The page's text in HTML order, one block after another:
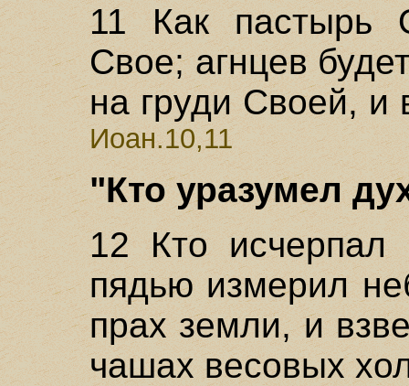
11 Как пастырь
Свое; агнцев
на груди Своей, и
Иоан.10,11
"Кто уразумел
12 Кто исчерпал
пядью измерил
прах земли, и
чашах весовых